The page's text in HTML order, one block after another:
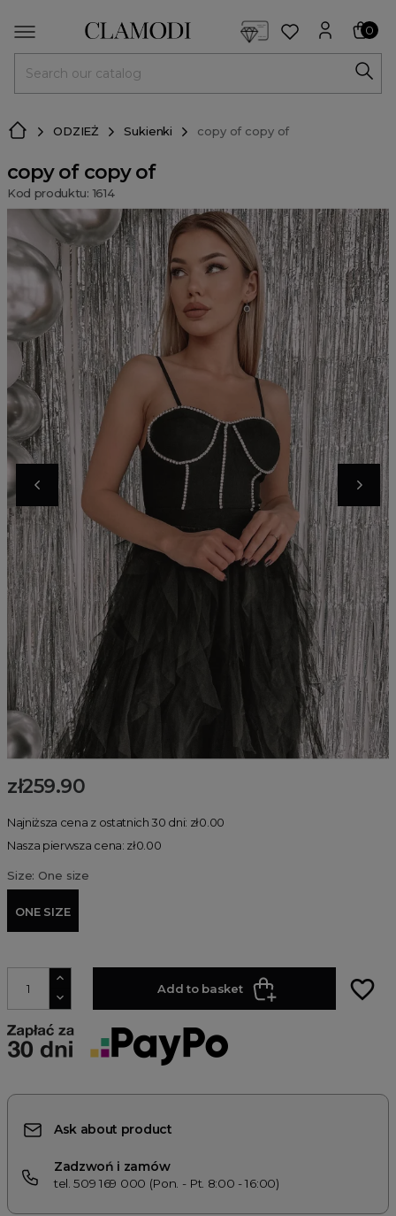
0
ODZIEŻ Sukienki copy of copy of
copy of copy of
Kod produktu: 1614
zł259.90
Najniższa cena z ostatnich 30 dni: zł0.00
Nasza pierwsza cena: zł0.00
Size: One size
ONE SIZE
Add to basket favorite_border
Ask about product
Zadzwoń i zamów
tel. 509 169 000 (Pon. - Pt. 8:00 - 16:00)